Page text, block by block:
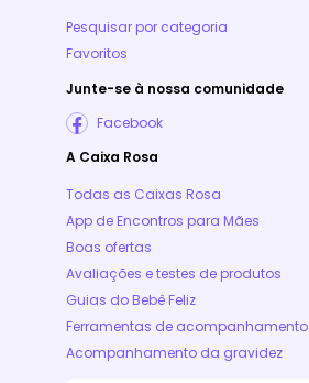
Pesquisar por categoria
Favoritos
Junte-se à nossa comunidade
Facebook
A Caixa Rosa
Todas as Caixas Rosa
App de Encontros para Mães
Boas ofertas
Avaliações e testes de produtos
Guias do Bebê Feliz
Ferramentas de acompanhamento
Acompanhamento da gravidez